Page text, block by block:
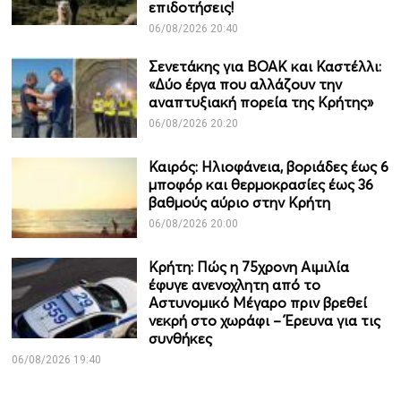
επιδοτήσεις!
06/08/2026 20:40
Σενετάκης για ΒΟΑΚ και Καστέλλι:
«Δύο έργα που αλλάζουν την
αναπτυξιακή πορεία της Κρήτης»
06/08/2026 20:20
Καιρός: Ηλιοφάνεια, βοριάδες έως 6
μποφόρ και θερμοκρασίες έως 36
βαθμούς αύριο στην Κρήτη
06/08/2026 20:00
Κρήτη: Πώς η 75χρονη Αιμιλία
έφυγε ανενοχλητη από το
Αστυνομικό Μέγαρο πριν βρεθεί
νεκρή στο χωράφι – Έρευνα για τις
συνθήκες
06/08/2026 19:40